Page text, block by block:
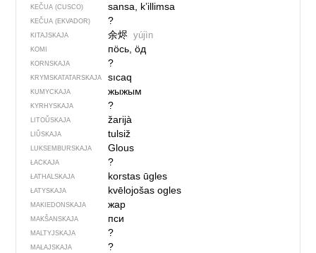
KEČUA (CUSCO) sansa, k’illimsa
KEČUA (EKVADOR) ?
KITAJSKAJA 余烬 yújìn
KOMI пӧсь, ӧд
KORNSKAJA ?
KRYMSKA­TATARSKAJA sıcaq
KUMYCKAJA жыжым
KYRHYSKAJA ?
LITOŬSKAJA žarijà
LIŬSKAJA tulsiž
LUKSEMBURSKAJA Glous
ŁACKAJA ?
ŁATHALSKAJA korstas ūgles
ŁATYSKAJA kvēlojošas ogles
MAKIEDONSKAJA жар
MAKŠANSKAJA пси
MALTYJSKAJA ?
MAŁAJSKAJA ?